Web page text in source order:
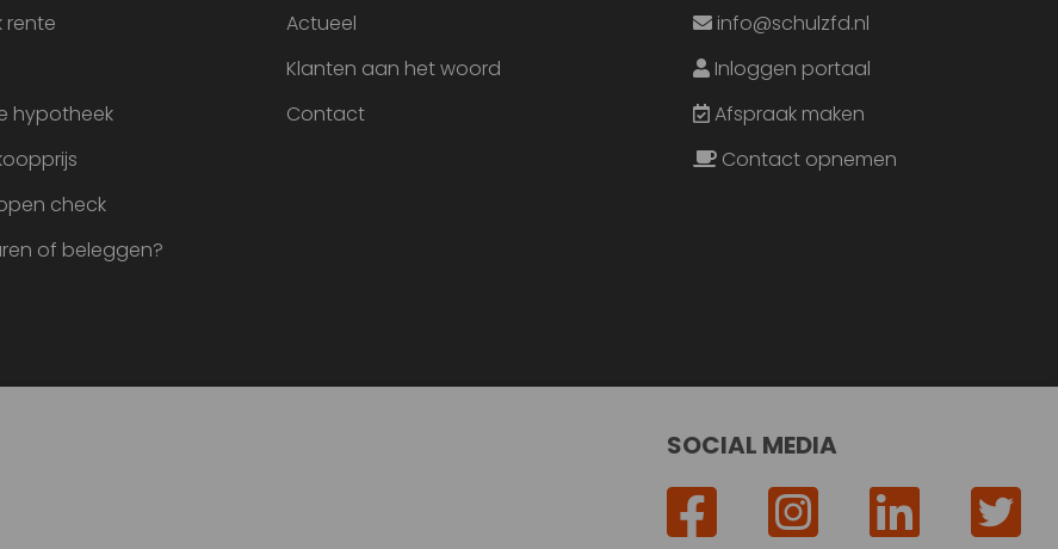
rente
hypotheek
check
of beleggen?
Actueel
Klanten aan het woord
Contact
info@schulzfd.nl
Inloggen portaal
Afspraak maken
Contact opnemen
SOCIAL MEDIA